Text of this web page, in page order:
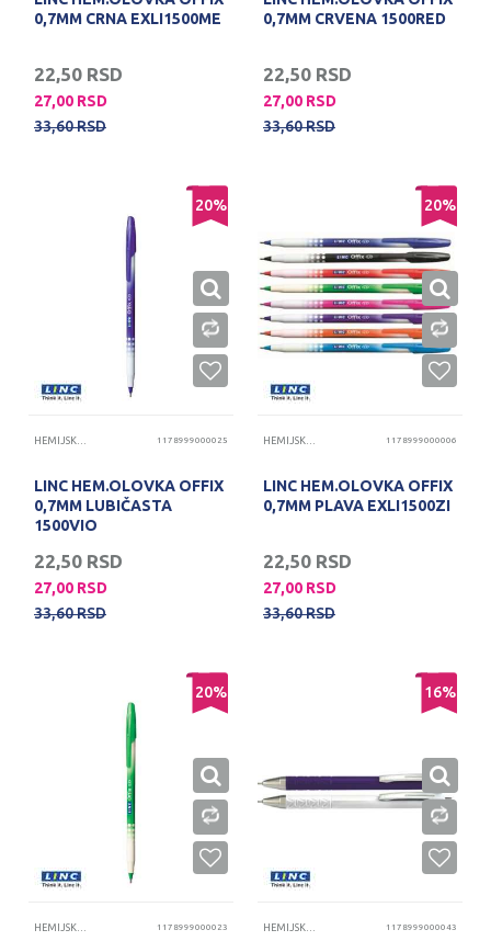
0,7MM CRNA EXLI1500ME
22,50 RSD
27,00 RSD
33,60RSD
0,7MM CRVENA 1500RED
22,50 RSD
27,00 RSD
33,60RSD
20%
HEMIJSKE OLOVKE 1178999000025
LINC HEM.OLOVKA OFFIX
0,7MM LUBIČASTA
1500VIO
22,50 RSD
27,00 RSD
33,60RSD
20%
HEMIJSKE OLOVKE 1178999000006
LINC HEM.OLOVKA OFFIX
0,7MM PLAVA EXLI1500ZI
22,50 RSD
27,00 RSD
33,60RSD
20%
HEMIJSKE OLOVKE 1178999000023
16%
HEMIJSKE OLOVKE 1178999000043